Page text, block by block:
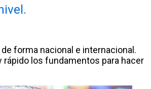
forma nacional e internacional.
los fundamentos para hacer